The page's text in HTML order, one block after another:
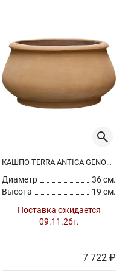
оранжевый
КАШПО TERRA ANTICA GENOVA CHALK WHITE
Диаметр
36 см.
Высота
19 см.
Поставка ожидается
09.11.26г.
7 722 ₽